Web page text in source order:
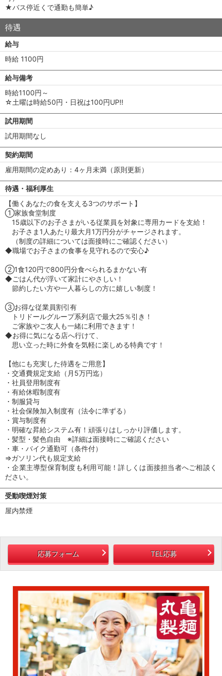
★バス停近くで通勤も簡単♪
待遇
給与
時給 1100円
給与備考
時給1100円～
☆土曜は時給50円・日祝は100円UP!!
試用期間
試用期間なし
契約期間
雇用期間の定めあり：4ヶ月未満（原則更新）
待遇・福利厚生
【働くあなたの食を支える3つのサポート】
①家族食堂制度
15歳以下のお子さまがいる従業員を対象に専用カードを支給！
お子さま1人あたり最大月1万円分がチャージされます。
（制度の詳細については面接時にご確認ください）
◆職場でお子さまの食事を見守れるので安心♪
②1食120円で800円分食べられるまかない有
◆ごはん代が浮いて家計にやさしい！
節約したい方や一人暮らしの方に嬉しい制度！
③お得な従業員割引有
トリドールグループ系列店で最大25％引き！
ご家族やご友人も一緒に利用できます！
◆お得に気になる店へ行けて、
思い立った時に外食を気軽に楽しめる特典です！
【他にも充実した待遇をご用意】
・交通費規定支給（月5万円迄）
・社員登用制度有
・有給休暇制度有
・制服貸与
・社会保険加入制度有（法令に準ずる）
・賞与制度有
・明確な昇給システム有！頑張りはしっかり評価します。
・髪型・髪色自由 ※詳細は面接時にご確認ください
・車・バイク通勤可（条件付）
⇒ガソリン代も規定支給
・企業主導型保育制度も利用可能！詳しくは面接担当者へご相談く
ださい。
受動喫煙対策
屋内禁煙
応募フォーム TEL応募